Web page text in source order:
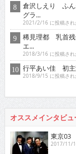
倉沢しえり ふん
グラ...
2021/2/16 に投稿され
稀見理都 乳首残
エ...
2018/3/16 に投稿され
行平あい佳 初主
2018/9/15 に投稿され
オススメインタビュ
東京03
2017/11/